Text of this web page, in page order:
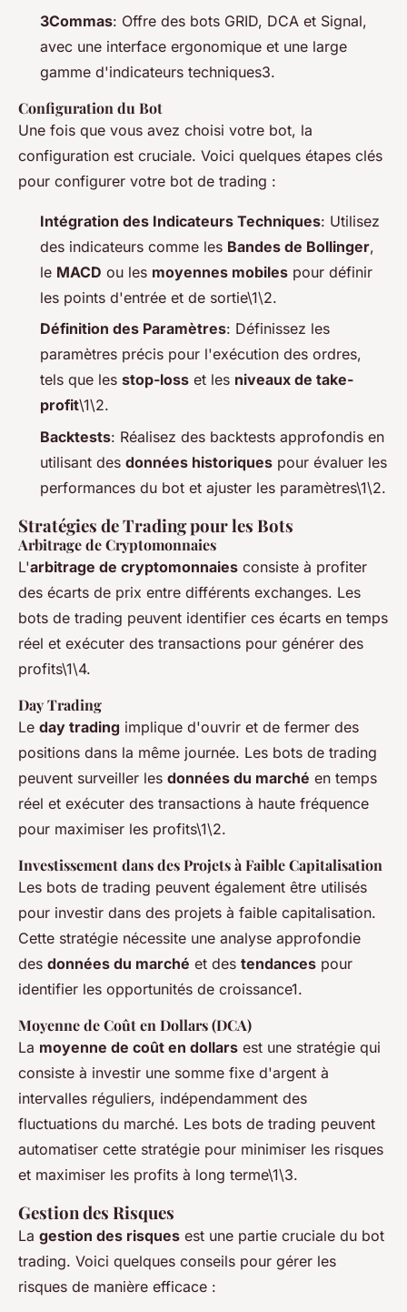
3Commas: Offre des bots GRID, DCA et Signal,
avec une interface ergonomique et une large
gamme d'indicateurs techniques3.
Configuration du Bot
Une fois que vous avez choisi votre bot, la
configuration est cruciale. Voici quelques étapes clés
pour configurer votre bot de trading :
Intégration des Indicateurs Techniques: Utilisez
des indicateurs comme les Bandes de Bollinger,
le MACD ou les moyennes mobiles pour définir
les points d'entrée et de sortie\1\2.
Définition des Paramètres: Définissez les
paramètres précis pour l'exécution des ordres,
tels que les stop-loss et les niveaux de take-
profit\1\2.
Backtests: Réalisez des backtests approfondis en
utilisant des données historiques pour évaluer les
performances du bot et ajuster les paramètres\1\2.
Stratégies de Trading pour les Bots
Arbitrage de Cryptomonnaies
L'arbitrage de cryptomonnaies consiste à profiter
des écarts de prix entre différents exchanges. Les
bots de trading peuvent identifier ces écarts en temps
réel et exécuter des transactions pour générer des
profits\1\4.
Day Trading
Le day trading implique d'ouvrir et de fermer des
positions dans la même journée. Les bots de trading
peuvent surveiller les données du marché en temps
réel et exécuter des transactions à haute fréquence
pour maximiser les profits\1\2.
Investissement dans des Projets à Faible Capitalisation
Les bots de trading peuvent également être utilisés
pour investir dans des projets à faible capitalisation.
Cette stratégie nécessite une analyse approfondie
des données du marché et des tendances pour
identifier les opportunités de croissance1.
Moyenne de Coût en Dollars (DCA)
La moyenne de coût en dollars est une stratégie qui
consiste à investir une somme fixe d'argent à
intervalles réguliers, indépendamment des
fluctuations du marché. Les bots de trading peuvent
automatiser cette stratégie pour minimiser les risques
et maximiser les profits à long terme\1\3.
Gestion des Risques
La gestion des risques est une partie cruciale du bot
trading. Voici quelques conseils pour gérer les
risques de manière efficace :